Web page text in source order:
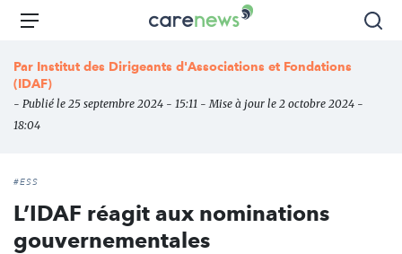
Aller
principal
Carenews,
média
acteurs
Menu
Par Institut des Dirigeants d'Associations et Fondations
(IDAF)
- Publié le 25 septembre 2024 - 15:11 - Mise à jour le 2 octobre 2024 -
18:04
#ESS
L’IDAF réagit aux nominations
gouvernementales